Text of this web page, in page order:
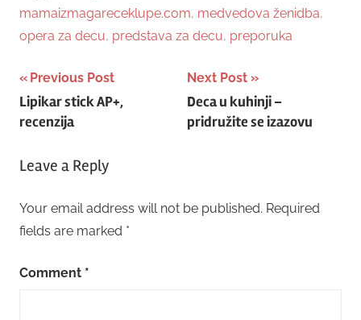
mamaizmagareceklupe.com, medvedova ženidba,
opera za decu, predstava za decu, preporuka
Post
navigation
Previous Post
Lipikar stick AP+,
recenzija
Next Post
Deca u kuhinji –
pridružite se izazovu
Leave a Reply
Your email address will not be published. Required
fields are marked *
Comment *